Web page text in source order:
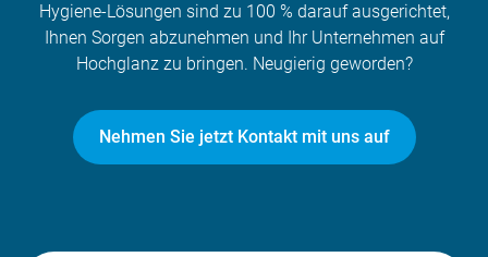
Hygiene-Lösungen sind zu 100 % darauf ausgerichtet,
Ihnen Sorgen abzunehmen und Ihr Unternehmen auf
Hochglanz zu bringen. Neugierig geworden?
Nehmen Sie jetzt Kontakt mit uns auf